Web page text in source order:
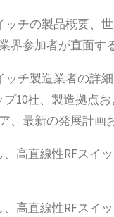
ッチの製品概要、
界参加者が直面す
ッチ製造業者の詳
10社、製造拠点
、最新の発展計画
高直線性RFスイ
高直線性RFスイ